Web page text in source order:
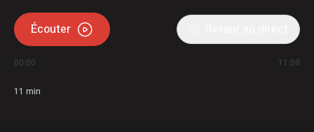
Écouter
00:00 11:00
11 min